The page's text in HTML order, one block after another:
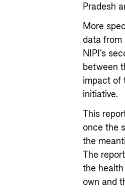
Pradesh
More
data
NIPI’s
between
impact of
initiative.
This
once the
the
The
the
own and